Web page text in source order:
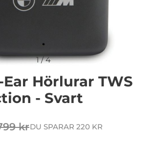
1/4
Hörlurar TWS
- Svart
pris
krDU SPARAR 220 KR